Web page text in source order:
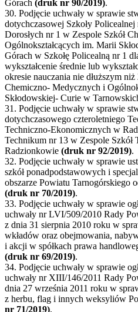
Górach (druk nr 90/2019).
30. Podjęcie uchwały w sprawie
dotychczasowej Szkoły
Dorosłych nr 1 w Zespole Szkół
Ogólnokształcących im. Marii
Górach w Szkołę Policealną nr 1
wykształcenie średnie lub
okresie nauczania nie dłuższym
Chemiczno- Medycznych i
Skłodowskiej- Curie w
31. Podjęcie uchwały w sprawie
dotychczasowego czteroletniego
Techniczno-Ekonomicznych w
Technikum nr 13 w Zespole
Radzionkowie (druk nr 92/2019).
32. Podjęcie uchwały w sprawie
szkół ponadpodstawowych i
obszarze Powiatu Tarnogórskiego
(druk nr 70/2019).
33. Podjęcie uchwały w sprawie
uchwały nr LVI/509/2010 Rady
z dnia 31 sierpnia 2010 roku w
wkładów oraz obejmowania,
i akcji w spółkach prawa
(druk nr 69/2019).
34. Podjęcie uchwały w sprawie
uchwały nr XIII/146/2011 Rady
dnia 27 września 2011 roku w
z herbu, flag i innych weksyliów
nr 71/2019).